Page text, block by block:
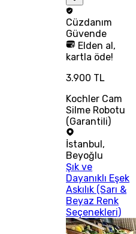
Cüzdanım
Güvende
Elden al,
kartla öde!
3.900 TL
Kochler Cam
Silme Robotu
(Garantili)
İstanbul ,
Beyoğlu
Şık ve
Dayanıklı Eşek
Askılık (Sarı &
Beyaz Renk
Seçenekleri)